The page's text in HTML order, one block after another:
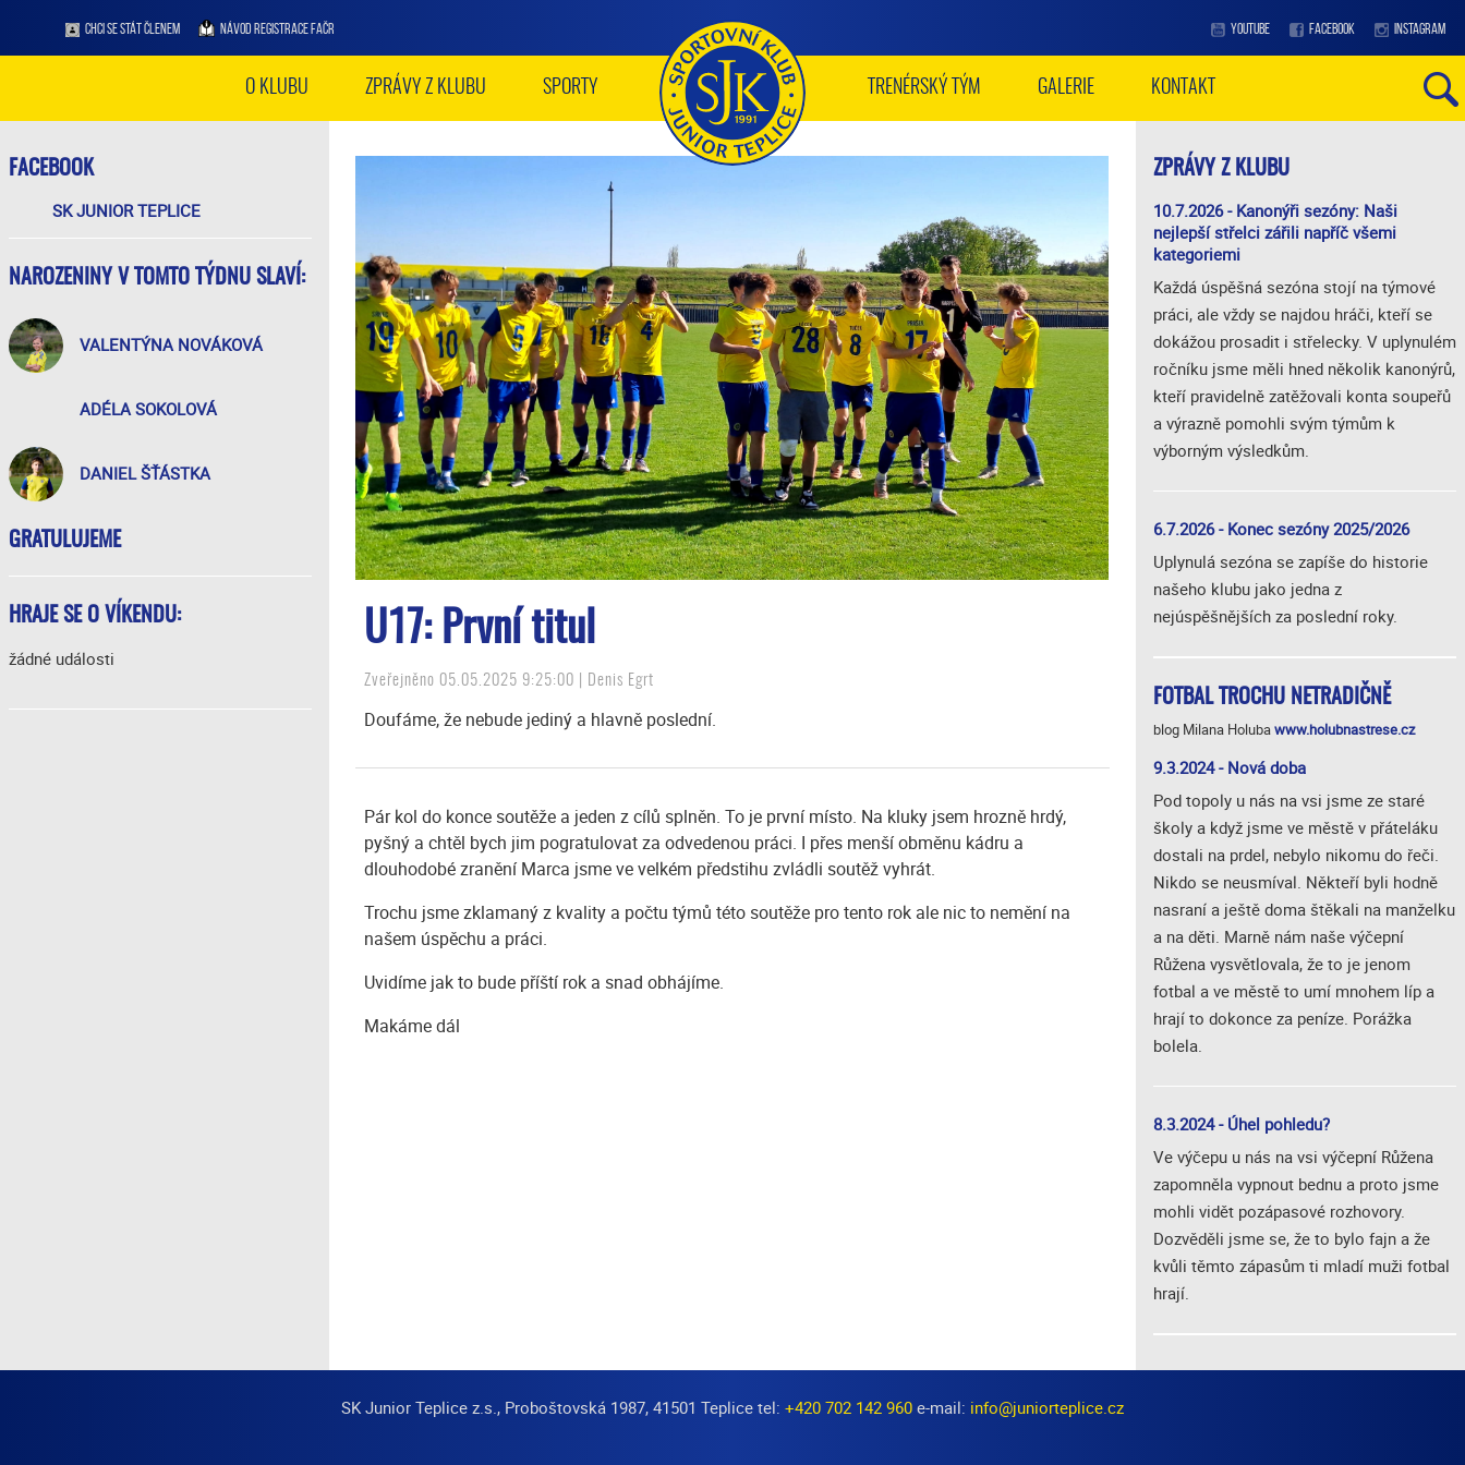
CHCI SE STÁT ČLENEM NÁVOD REGISTRACE FAČR YOUTUBE FACEBOOK INSTAGRAM
O KLUBU ZPRÁVY Z KLUBU SPORTY TRENÉRSKÝ TÝM GALERIE KONTAKT
FACEBOOK
SK JUNIOR TEPLICE
NAROZENINY V TOMTO TÝDNU SLAVÍ:
VALENTÝNA NOVÁKOVÁ
ADÉLA SOKOLOVÁ
DANIEL ŠŤÁSTKA
GRATULUJEME
HRAJE SE O VÍKENDU:
žádné události
U17: První titul
Zveřejněno 05.05.2025 9:25:00 | Denis Egrt
Doufáme, že nebude jediný a hlavně poslední.
Pár kol do konce soutěže a jeden z cílů splněn. To je první místo. Na kluky jsem hrozně hrdý,
pyšný a chtěl bych jim pogratulovat za odvedenou práci. I přes menší obměnu kádru a
dlouhodobé zranění Marca jsme ve velkém předstihu zvládli soutěž vyhrát.
Trochu jsme zklamaný z kvality a počtu týmů této soutěže pro tento rok ale nic to nemění na
našem úspěchu a práci.
Uvidíme jak to bude příští rok a snad obhájíme.
Makáme dál
ZPRÁVY Z KLUBU
10.7.2026 - Kanonýři sezóny: Naši
nejlepší střelci zářili napříč všemi
kategoriemi
Každá úspěšná sezóna stojí na týmové
práci, ale vždy se najdou hráči, kteří se
dokážou prosadit i střelecky. V uplynulém
ročníku jsme měli hned několik kanonýrů,
kteří pravidelně zatěžovali konta soupeřů
a výrazně pomohli svým týmům k
výborným výsledkům.
6.7.2026 - Konec sezóny 2025/2026
Uplynulá sezóna se zapíše do historie
našeho klubu jako jedna z
nejúspěšnějších za poslední roky.
FOTBAL TROCHU NETRADIČNĚ
blog Milana Holubawww.holubnastrese.cz
9.3.2024 - Nová doba
Pod topoly u nás na vsi jsme ze staré
školy a když jsme ve městě v přáteláku
dostali na prdel, nebylo nikomu do řeči.
Nikdo se neusmíval. Někteří byli hodně
nasraní a ještě doma štěkali na manželku
a na děti. Marně nám naše výčepní
Růžena vysvětlovala, že to je jenom
fotbal a ve městě to umí mnohem líp a
hrají to dokonce za peníze. Porážka
bolela.
8.3.2024 - Úhel pohledu?
Ve výčepu u nás na vsi výčepní Růžena
zapomněla vypnout bednu a proto jsme
mohli vidět pozápasové rozhovory.
Dozvěděli jsme se, že to bylo fajn a že
kvůli těmto zápasům ti mladí muži fotbal
hrají.
SK Junior Teplice z.s., Proboštovská 1987, 41501 Teplice tel: +420 702 142 960 e-mail: info@juniorteplice.cz